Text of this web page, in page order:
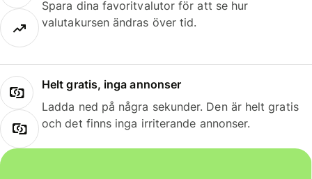
Spara dina favoritvalutor för att se hur
valutakursen ändras över tid.
Helt gratis, inga annonser
Ladda ned på några sekunder. Den är helt gratis
och det finns inga irriterande annonser.